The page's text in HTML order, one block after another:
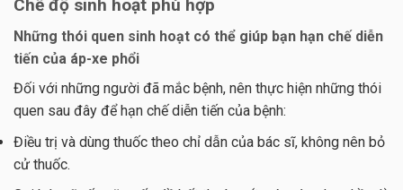
Chế độ sinh hoạt phù hợp
Những thói quen sinh hoạt có thể giúp bạn hạn chế diễn
tiến của áp-xe phổi
Đối với những người đã mắc bệnh, nên thực hiện những thói
quen sau đây để hạn chế diễn tiến của bệnh:
Điều trị và dùng thuốc theo chỉ dẫn của bác sĩ, không nên bỏ
cử thuốc.